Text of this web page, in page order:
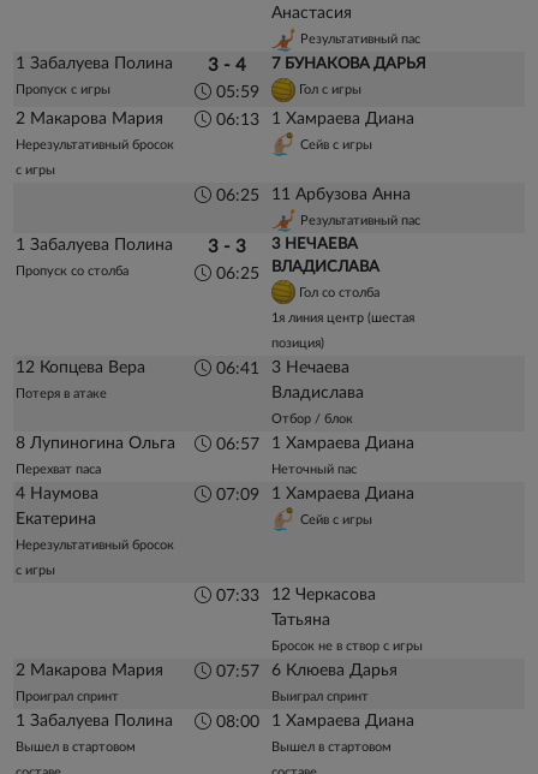
Анастасия
Результативный пас
1 Забалуева Полина
Пропуск с игры
3 - 4
05:59
7 БУНАКОВА ДАРЬЯ
Гол с игры
2 Макарова Мария
Нерезультативный бросок
с игры
06:13 1 Хамраева Диана
Сейв с игры
06:25 11 Арбузова Анна
Результативный пас
1 Забалуева Полина
Пропуск со столба
3 - 3
06:25
3 НЕЧАЕВА
ВЛАДИСЛАВА
Гол со столба
1я линия центр (шестая
позиция)
12 Копцева Вера
Потеря в атаке
06:41
3 Нечаева
Владислава
Отбор / блок
8 Лупиногина Ольга
Перехват паса
06:57 1 Хамраева Диана
Неточный пас
4 Наумова
Екатерина
Нерезультативный бросок
с игры
07:09 1 Хамраева Диана
Сейв с игры
07:33
12 Черкасова
Татьяна
Бросок не в створ с игры
2 Макарова Мария
Проиграл спринт
07:57 6 Клюева Дарья
Выиграл спринт
1 Забалуева Полина
Вышел в стартовом
08:00 1 Хамраева Диана
Вышел в стартовом